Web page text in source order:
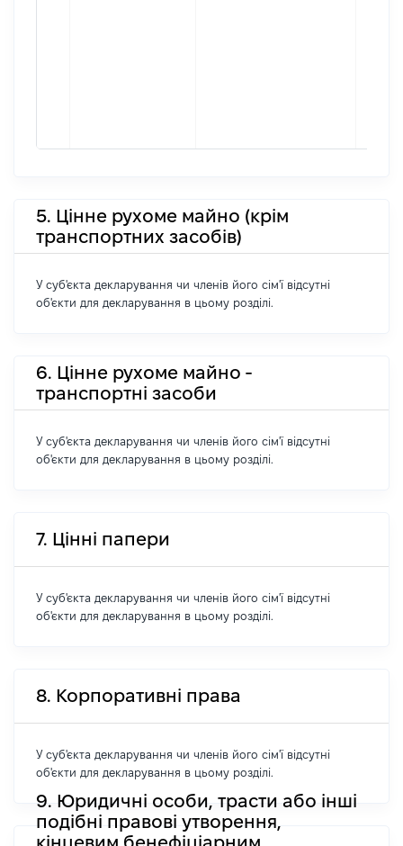
5. Цінне рухоме майно (крім
транспортних засобів)
У суб'єкта декларування чи членів його сім'ї відсутні
об'єкти для декларування в цьому розділі.
6. Цінне рухоме майно -
транспортні засоби
У суб'єкта декларування чи членів його сім'ї відсутні
об'єкти для декларування в цьому розділі.
7. Цінні папери
У суб'єкта декларування чи членів його сім'ї відсутні
об'єкти для декларування в цьому розділі.
8. Корпоративні права
У суб'єкта декларування чи членів його сім'ї відсутні
об'єкти для декларування в цьому розділі.
9. Юридичні особи, трасти або інші
подібні правові утворення,
кінцевим бенефіціарним